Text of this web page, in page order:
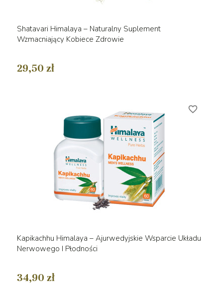
Shatavari Himalaya – Naturalny Suplement
Wzmacniający Kobiece Zdrowie
29,50 zł
Kapikachhu Himalaya – Ajurwedyjskie Wsparcie Układu
Nerwowego I Płodności
34,90 zł
favorite_border